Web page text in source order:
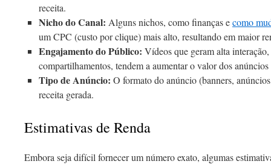
receita.
Nicho do Canal: Alguns nichos, como finanças ecomo
um CPC (custo por clique) mais alto, resultando em maior
Engajamento do Público: Vídeos que geram alta
compartilhamentos, tendem a aumentar o valor dos
Tipo de Anúncio: O formato do anúncio (banners,
receita gerada.
Estimativas de Renda
Embora seja difícil fornecer um número exato, algumas